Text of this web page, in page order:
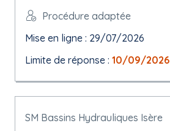
Procédure adaptée
Mise en ligne : 29/07/2026
Limite de réponse : 10/09/2026
SM Bassins Hydrauliques Isère